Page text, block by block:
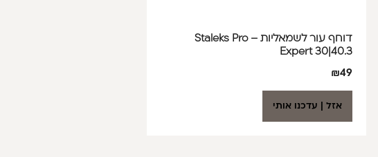
דוחף עור לשמאליות – Staleks Pro
Expert 30|40.3
₪49
אזל | עדכנו אותי